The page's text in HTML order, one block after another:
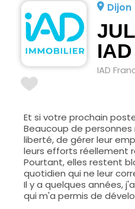
Dijon
IAD
Et si votre prochain
Beaucoup de
liberté, de gérer leur
leurs efforts réellement
Pourtant, elles restent
quotidien qui ne leur
Il y a quelques années,
qui m'a permis de